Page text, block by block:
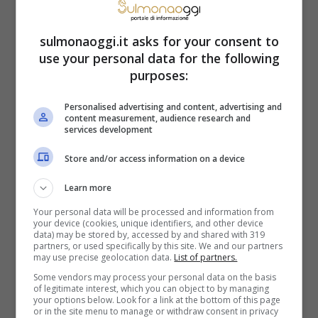
La sua carriera in televisione è iniziata nel
1990, a Telelombardiacome giornalista e
conduttrice televisiva per due stagioni. Poi
si è trasferita in Rai, dove ha condotto e
partecipato a vari programmi televisivi.
Paolo Bonolis presentò Raffaella a Luca
appena dopo essersi conosciuti. Stando
alle parole del braccio destro di Bolis, a
quell’epoca soffriva di una“mezza
depressione”,e sarebbe stata proprio la
moglie a “salvarlo”, grazie al supporto
costante.
sulmonaoggi.it asks for your consent to
use your personal data for the following
purposes:
Personalised advertising and content, advertising and
content measurement, audience research and
services development
Store and/or access information on a device
Learn more
Your personal data will be processed and information from
your device (cookies, unique identifiers, and other device
data) may be stored by, accessed by and shared with 319
partners, or used specifically by this site. We and our partners
may use precise geolocation data. List of partners.
Some vendors may process your personal data on the basis
of legitimate interest, which you can object to by managing
your options below. Look for a link at the bottom of this page
or in the site menu to manage or withdraw consent in privacy